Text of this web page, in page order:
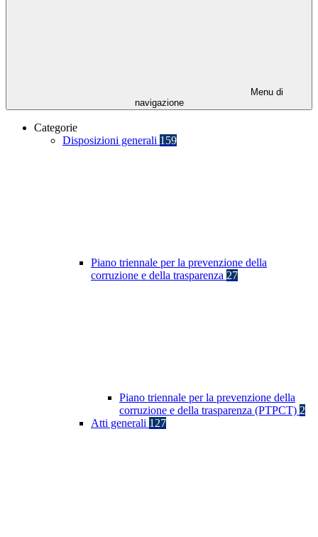
Menu di
navigazione
Categorie
Disposizioni generali 159
Piano triennale per la prevenzione della
corruzione e della trasparenza 27
Piano triennale per la prevenzione della
corruzione e della trasparenza (PTPCT) 2
Atti generali 127